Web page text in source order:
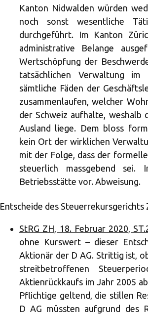
Kanton Nidwalden würden
noch sonst wesentliche
durchgeführt. Im Kanton
administrative Belange
Wertschöpfung der
tatsächlichen Verwaltung
sämtliche Fäden der
zusammenlaufen, welcher
der Schweiz aufhalte,
Ausland liege. Dem bloss
kein Ort der wirklichen
mit der Folge, dass der
steuerlich massgebend
Betriebsstätte vor. Abweisung.
Entscheide des
StRG ZH, 18. Februar 2020,
ohne Kurswert – dieser
Aktionär der D AG. Strittig ist,
streitbetroffenen
Aktienrückkaufs im Jahr 2005
Pflichtige geltend, die stillen
D AG müssten aufgrund des